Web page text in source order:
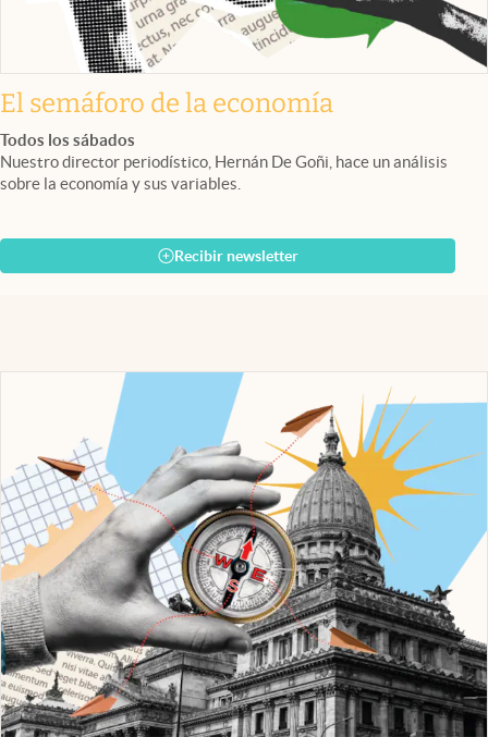
El semáforo de la economía
Todos los sábados
Nuestro director periodístico, Hernán De Goñi, hace un análisis
sobre la economía y sus variables.
Recibir newsletter